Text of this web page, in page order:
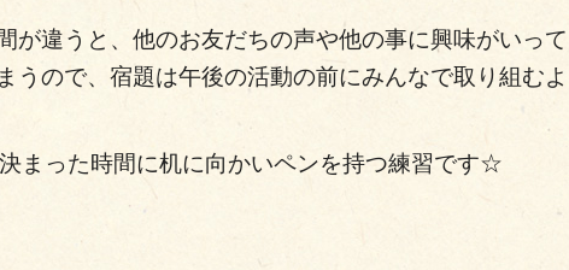
が違うと、他のお友だちの声や他の事に興味がいって
うので、宿題は午後の活動の前にみんなで取り組むよ
まった時間に机に向かいペンを持つ練習です☆